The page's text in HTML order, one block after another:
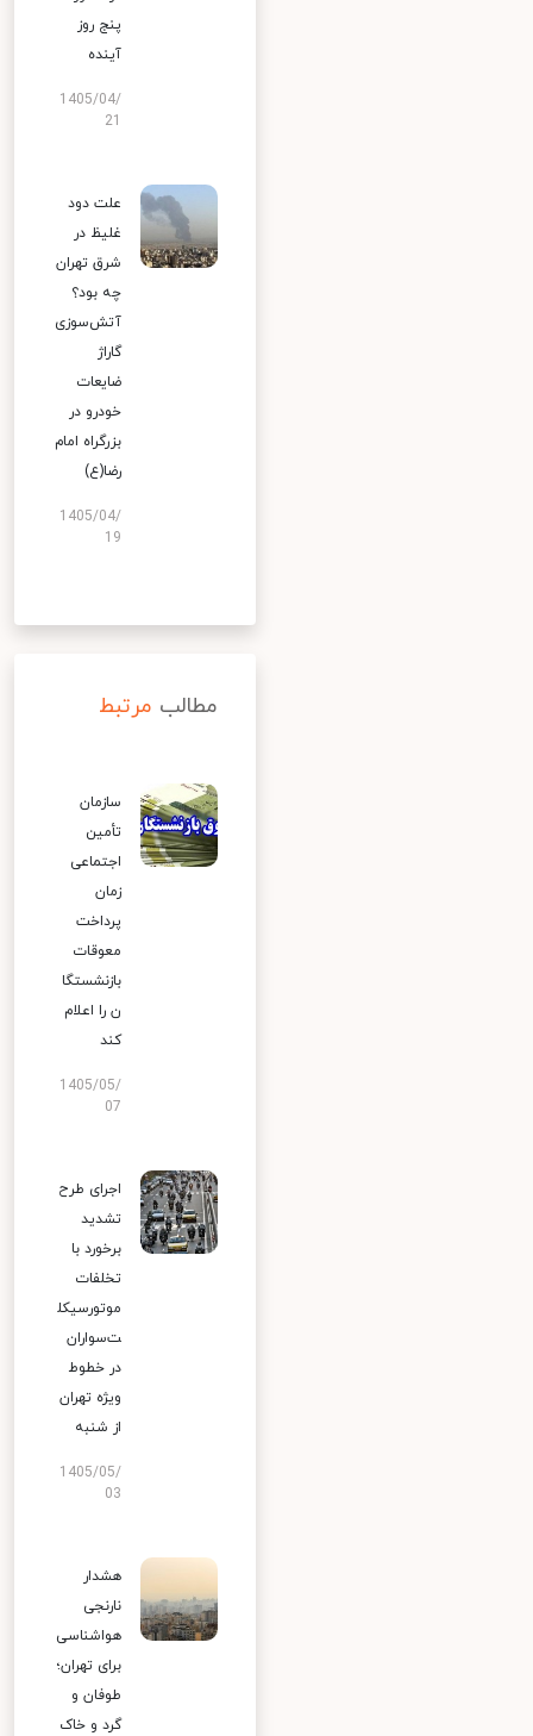
پنج روز
آینده
1405/04/
علت دود
غلیظ در
شرق تهران
چه بود؟
آتش‌سوزی
گاراژ
ضایعات
خودرو در
بزرگراه امام
رضا(ع)
1405/04/
19
مطالب مرتبط
سازمان
تأمین
اجتماعی
زمان
پرداخت
معوقات
بازنشستگا
ن را اعلام
کند
1405/05/
07
اجرای طرح
تشدید
برخورد با
تخلفات
موتورسیکل
ت‌سواران
در خطوط
ویژه تهران
از شنبه
1405/05/
03
هشدار
نارنجی
هواشناسی
برای تهران؛
طوفان و
گرد و خاک